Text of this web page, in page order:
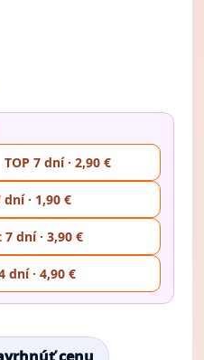
TOP 7 dní · 2,90 €
· 1,90 €
dní · 3,90 €
dní · 4,90 €